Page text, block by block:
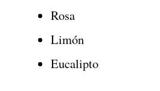
Rosa
Limón
Eucalipto